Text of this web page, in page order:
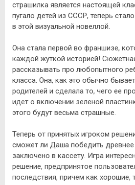
страшилка является настоящей
пугало детей из СССР, теперь
в этой визуальной новеллой.
Она стала первой во франшизе,
каждой жуткой историей!
рассказывать про любопытного
класса. Она, как это обычно
родителей и сделала то, чего ее
идет о включении зеленой
этого будут весьма страшные.
Теперь от принятых игроком
сможет ли Даша победить
заключено в кассету. Игра
решение, предпринятое
последствия, причем как хорошие,